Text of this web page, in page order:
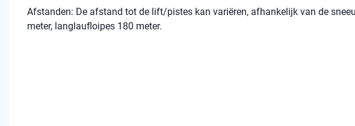
Afstanden: De afstand tot de lift/pistes kan variëren, afhankelijk van de
meter, langlaufloipes 180 meter.